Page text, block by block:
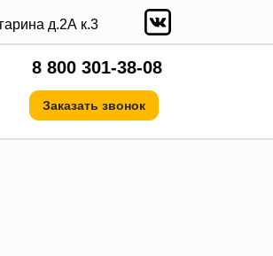
д.2А к.3
8 800 301-38-08
Заказать звонок